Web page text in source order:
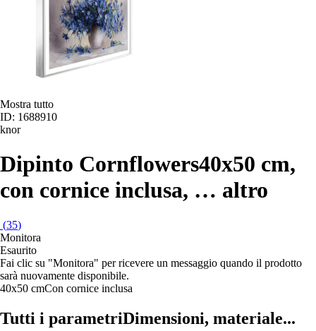
Mostra tutto
ID: 1688910
knor
Dipinto Cornflowers40x50 cm,
con cornice inclusa, … altro
(35)
Monitora
Esaurito
Fai clic su "Monitora" per ricevere un messaggio quando il prodotto
sarà nuovamente disponibile.
40x50 cmCon cornice inclusa
Tutti i parametriDimensioni, materiale...